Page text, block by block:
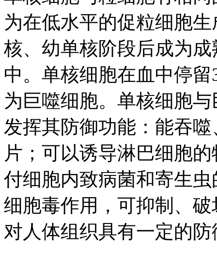
为在低水平的促粒细胞
核、幼单核阶段后成为
中。单核细胞在血中停
为巨噬细胞。单核细胞
发挥其防御功能：能吞
片；可以诱导淋巴细胞
付细胞内致病菌和寄生
细胞毒作用，可抑制、
对人体组织具有一定的